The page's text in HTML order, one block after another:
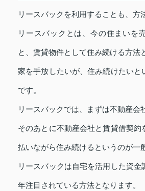
リースバックを利用することも、方
リースバックとは、今の住まいを
と、賃貸物件として住み続ける方法
家を手放したいが、住み続けたいと
です。
リースバックでは、まずは不動産会
そのあとに不動産会社と賃貸借契約
払いながら住み続けるというのが一
リースバックは自宅を活用した資金
年注目されている方法となります。